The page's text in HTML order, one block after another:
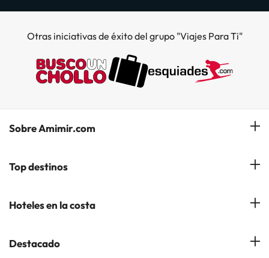
Otras iniciativas de éxito del grupo "Viajes Para Ti"
Sobre Amimir.com
¿Quiénes somos?
Gestionar mi reserva
Top destinos
Hoteles en Salou
Hoteles en Andorra la Vella
Hoteles en la costa
Hoteles en la Costa Azahar
Destacado